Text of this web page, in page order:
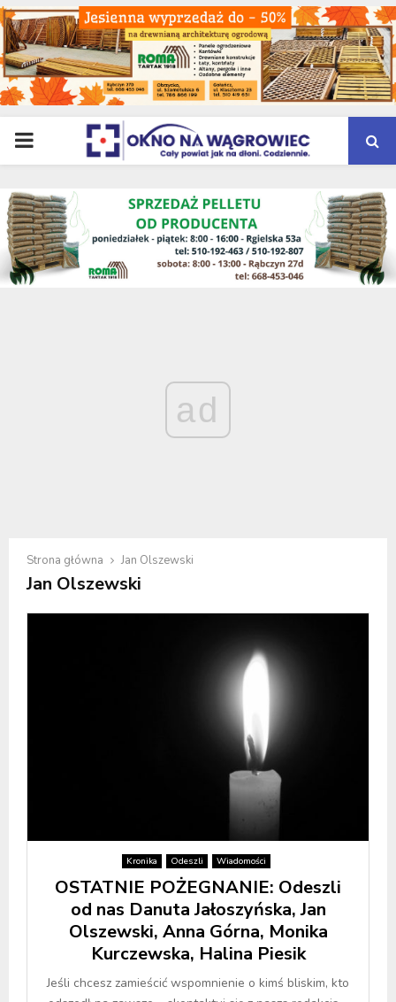
PRIMARY
MENU
ad
Strona główna Jan Olszewski
Jan Olszewski
Kronika Odeszli Wiadomości
OSTATNIE POŻEGNANIE: Odeszli
od nas Danuta Jałoszyńska, Jan
Olszewski, Anna Górna, Monika
Kurczewska, Halina Piesik
Jeśli chcesz zamieścić wspomnienie o kimś bliskim, kto